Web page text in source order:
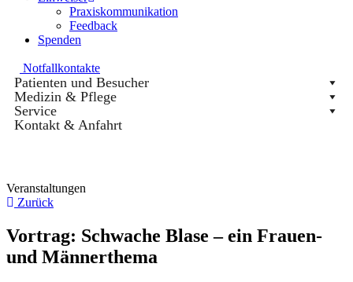
Praxiskommunikation
Feedback
Spenden
Notfallkontakte
Patienten und Besucher
Medizin & Pflege
Service
Kontakt & Anfahrt
Veranstaltungen
Zurück
Vortrag: Schwache Blase – ein Frauen-
und Männerthema